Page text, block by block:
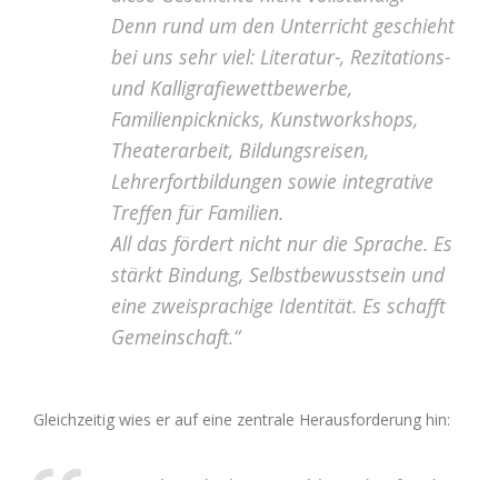
Denn rund um den Unterricht geschieht
bei uns sehr viel: Literatur-, Rezitations-
und Kalligrafiewettbewerbe,
Familienpicknicks, Kunstworkshops,
Theaterarbeit, Bildungsreisen,
Lehrerfortbildungen sowie integrative
Treffen für Familien.
All das fördert nicht nur die Sprache. Es
stärkt Bindung, Selbstbewusstsein und
eine zweisprachige Identität. Es schafft
Gemeinschaft.“
Gleichzeitig wies er auf eine zentrale Herausforderung hin: